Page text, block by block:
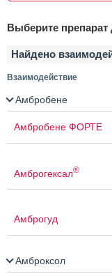
Выберите
Найдено
Взаимодействие
Амбробене
Амбробене ФОРТЕ
Амброгексал®
Амброгуд
Амброксол